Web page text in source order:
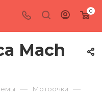
0
Mach
— Мотоочки —